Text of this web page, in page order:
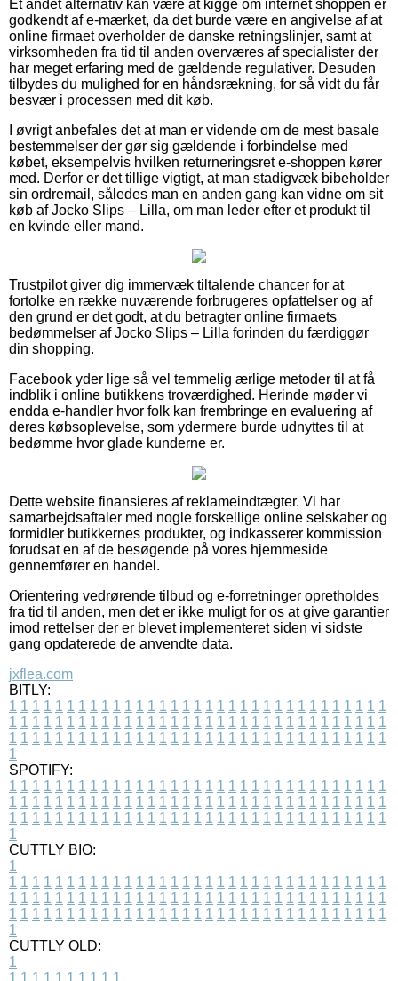
Et andet alternativ kan være at kigge om internet shoppen er
godkendt af e-mærket, da det burde være en angivelse af at
online firmaet overholder de danske retningslinjer, samt at
virksomheden fra tid til anden overværes af specialister der
har meget erfaring med de gældende regulativer. Desuden
tilbydes du mulighed for en håndsrækning, for så vidt du får
besvær i processen med dit køb.
I øvrigt anbefales det at man er vidende om de mest basale
bestemmelser der gør sig gældende i forbindelse med
købet, eksempelvis hvilken returneringsret e-shoppen kører
med. Derfor er det tillige vigtigt, at man stadigvæk bibeholder
sin ordremail, således man en anden gang kan vidne om sit
køb af Jocko Slips – Lilla, om man leder efter et produkt til
en kvinde eller mand.
Trustpilot giver dig immervæk tiltalende chancer for at
fortolke en række nuværende forbrugeres opfattelser og af
den grund er det godt, at du betragter online firmaets
bedømmelser af Jocko Slips – Lilla forinden du færdiggør
din shopping.
Facebook yder lige så vel temmelig ærlige metoder til at få
indblik i online butikkens troværdighed. Herinde møder vi
endda e-handler hvor folk kan frembringe en evaluering af
deres købsoplevelse, som ydermere burde udnyttes til at
bedømme hvor glade kunderne er.
Dette website finansieres af reklameindtægter. Vi har
samarbejdsaftaler med nogle forskellige online selskaber og
formidler butikkernes produkter, og indkasserer kommission
forudsat en af de besøgende på vores hjemmeside
gennemfører en handel.
Orientering vedrørende tilbud og e-forretninger opretholdes
fra tid til anden, men det er ikke muligt for os at give garantier
imod rettelser der er blevet implementeret siden vi sidste
gang opdaterede de anvendte data.
jxflea.com
BITLY:
1 1 1 1 1 1 1 1 1 1 1 1 1 1 1 1 1 1 1 1 1 1 1 1 1 1 1 1 1 1 1 1 1
1 1 1 1 1 1 1 1 1 1 1 1 1 1 1 1 1 1 1 1 1 1 1 1 1 1 1 1 1 1 1 1 1
1 1 1 1 1 1 1 1 1 1 1 1 1 1 1 1 1 1 1 1 1 1 1 1 1 1 1 1 1 1 1 1 1
1
SPOTIFY:
1 1 1 1 1 1 1 1 1 1 1 1 1 1 1 1 1 1 1 1 1 1 1 1 1 1 1 1 1 1 1 1 1
1 1 1 1 1 1 1 1 1 1 1 1 1 1 1 1 1 1 1 1 1 1 1 1 1 1 1 1 1 1 1 1 1
1 1 1 1 1 1 1 1 1 1 1 1 1 1 1 1 1 1 1 1 1 1 1 1 1 1 1 1 1 1 1 1 1
1
CUTTLY BIO:
1
1 1 1 1 1 1 1 1 1 1 1 1 1 1 1 1 1 1 1 1 1 1 1 1 1 1 1 1 1 1 1 1 1
1 1 1 1 1 1 1 1 1 1 1 1 1 1 1 1 1 1 1 1 1 1 1 1 1 1 1 1 1 1 1 1 1
1 1 1 1 1 1 1 1 1 1 1 1 1 1 1 1 1 1 1 1 1 1 1 1 1 1 1 1 1 1 1 1 1
1
CUTTLY OLD:
1
1 1 1 1 1 1 1 1 1 1